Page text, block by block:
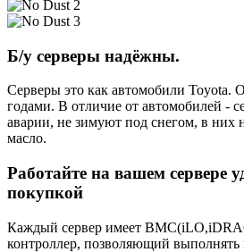
Б/у серверы надёжны.
Серверы это как автомобили Toyota.
годами. В отличие от автомобилей -
аварии, не зимуют под снегом, в них
масло.
Работайте на вашем сервере
покупкой
Каждый сервер имеет
контроллер, позволяющий выполнять